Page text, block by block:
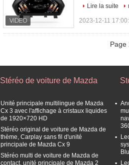
Lire la suite
2023-12-11
Page
Stéréo de voiture de Mazda
Unité principale multilingue de Mazda
Cx 3 avec l'affichage à cristaux liquides
de 1920×720 HD
Stéréo original de voiture de Mazda de
thème, Carplay sans fil d'unité
principale de Mazda Cx 9
Stéréo multi de voiture de Mazda de
contact, unité principale de Mazda 2